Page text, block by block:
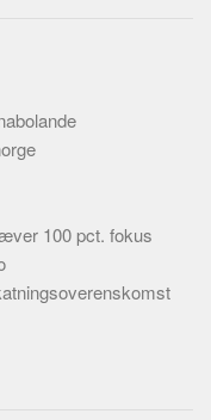
100 pct. fokus